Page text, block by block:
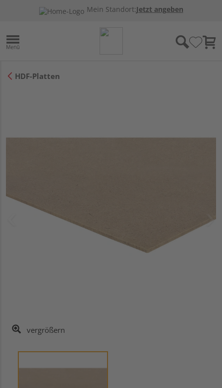
Mein Standort:Jetzt angeben
HDF-Platten
vergrößern